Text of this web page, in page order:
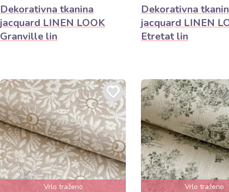
Dekorativna tkanina
jacquard LINEN LOOK
Granville lin
Dekorativna
jacquard LINEN
Etretat lin
Vrlo traženo
Vrlo traženo